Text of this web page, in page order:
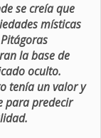
se creía que
místicas
la base de
oculto.
tenía un valor y
para predecir